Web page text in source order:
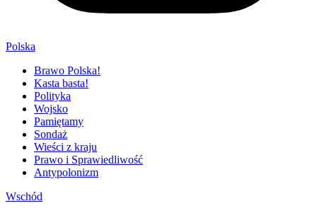
Polska
Brawo Polska!
Kasta basta!
Polityka
Wojsko
Pamiętamy
Sondaż
Wieści z kraju
Prawo i Sprawiedliwość
Antypolonizm
Wschód